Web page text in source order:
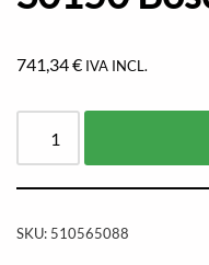
741,34€ IVA INCL.
SKU: 510565088